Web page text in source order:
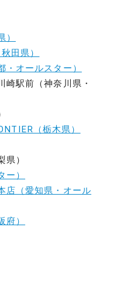
田県）
オールスター）
崎駅前（神奈川県・
（栃木県）
）
）
店（愛知県・オール
）